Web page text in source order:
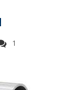
1